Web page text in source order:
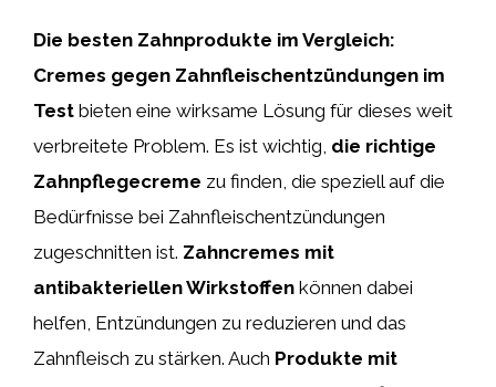
Die besten Zahnprodukte im Vergleich:
Cremes gegen Zahnfleischentzündungen im
Test bieten eine wirksame Lösung für dieses weit
verbreitete Problem. Es ist wichtig, die richtige
Zahnpflegecreme zu finden, die speziell auf die
Bedürfnisse bei Zahnfleischentzündungen
zugeschnitten ist. Zahncremes mit
antibakteriellen Wirkstoffen können dabei
helfen, Entzündungen zu reduzieren und das
Zahnfleisch zu stärken. Auch Produkte mit